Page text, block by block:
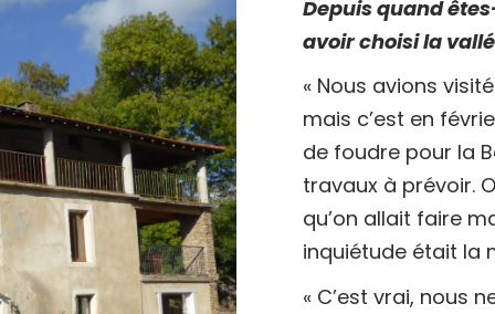
Depuis quand
avoir choisi la
« Nous avions
mais c’est en
de foudre pour la
travaux à prévoir.
qu’on allait faire
inquiétude était la
« C’est vrai, nous